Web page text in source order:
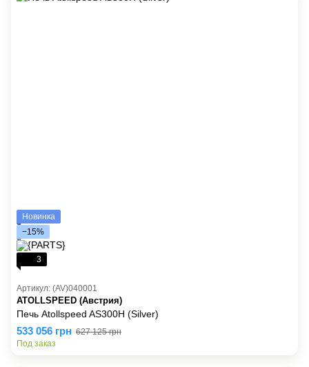
Новинка
−15%
3
Артикул: (AV)040001
ATOLLSPEED (Австрия)
Печь Atollspeed AS300H (Silver)
533 056 грн 627 125 грн
Под заказ